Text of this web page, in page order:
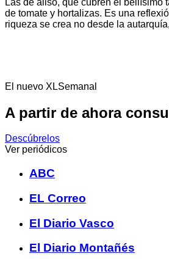
de tomate y hortalizas. Es una
riqueza se crea no desde la
El nuevo XLSemanal
A partir de ahora
Descúbrelos
Ver periódicos
ABC
EL Correo
El Diario Vasco
El Diario Montañés